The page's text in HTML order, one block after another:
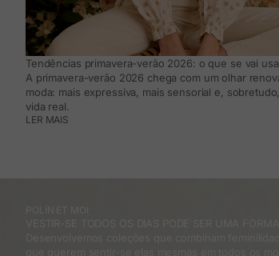
Tendências primavera-verão 2026: o que se vai
A primavera-verão 2026 chega com um olhar
moda: mais expressiva, mais sensorial e,
vida real.
LER MAIS